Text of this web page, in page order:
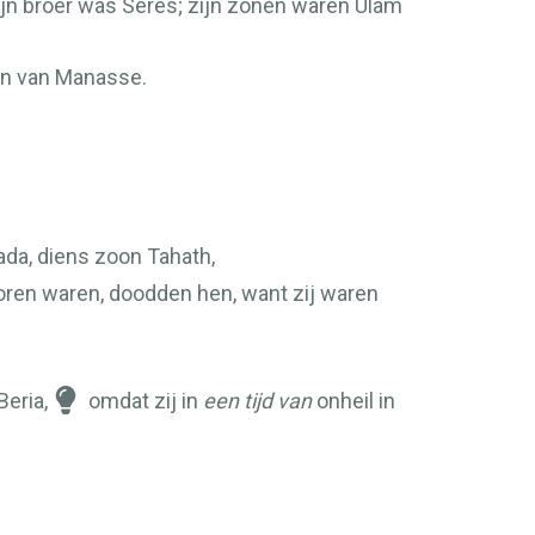
broer was Seres; zijn zonen waren Ulam
van Manasse.
diens zoon Tahath,
waren, doodden hen, want zij waren
omdat zij in een tijd vanonheil in